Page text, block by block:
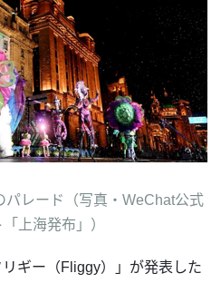
パレード（写真・WeChat公式
上海発布」）
ギー（Fliggy）」が発表した